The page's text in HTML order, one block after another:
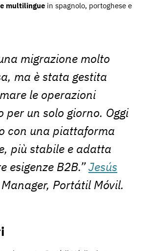
multilingue in spagnolo, portoghese e
migrazione molto
ma è stata gestita
le operazioni
per un solo giorno. Oggi
con una piattaforma
più stabile e adatta
esigenze B2B.”Jesús
Portátil Móvil.